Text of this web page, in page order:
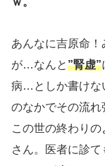
あんなに吉原命
が…なんと”腎虚”
病…としか書けな
のなかでその流れ
この世の終わり
さん。医者に診